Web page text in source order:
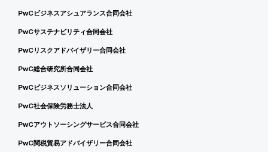
PwCビジネスアシュアランス合同会社
PwCサステナビリティ合同会社
PwCリスクアドバイザリー合同会社
PwC総合研究所合同会社
PwCビジネスソリューション合同会社
PwC社会保険労務士法人
PwCアウトソーシングサービス合同会社
PwC関税貿易アドバイザリー合同会社